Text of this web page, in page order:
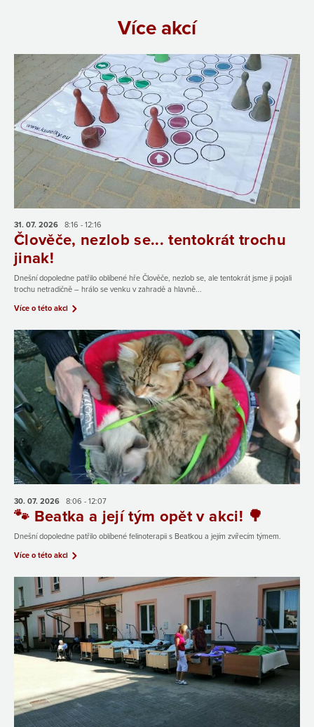
Více akcí
31. 07. 2026 8:16 - 12:16
Člověče, nezlob se... tentokrát trochu
jinak!
Dnešní dopoledne patřilo oblíbené hře Člověče, nezlob se, ale tentokrát jsme ji pojali
trochu netradičně – hrálo se venku v zahradě a hlavně...
Více o této akci
30. 07. 2026 8:06 - 12:07
🐾 Beatka a její tým opět v akci! 🌳
Dnešní dopoledne patřilo oblíbené felinoterapii s Beatkou a jejím zvířecím týmem.
Více o této akci